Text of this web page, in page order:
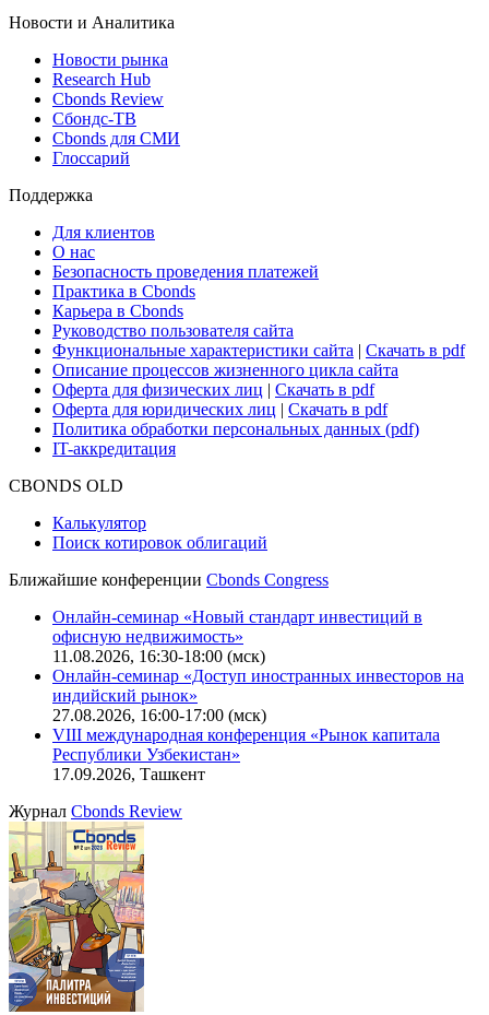
Новости и Аналитика
Новости рынка
Research Hub
Cbonds Review
Сбондс-ТВ
Cbonds для СМИ
Глоссарий
Поддержка
Для клиентов
О нас
Безопасность проведения платежей
Практика в Cbonds
Карьера в Cbonds
Руководство пользователя сайта
Функциональные характеристики сайта | Скачать в pdf
Описание процессов жизненного цикла сайта
Оферта для физических лиц | Скачать в pdf
Оферта для юридических лиц | Скачать в pdf
Политика обработки персональных данных (pdf)
IT-аккредитация
CBONDS OLD
Калькулятор
Поиск котировок облигаций
Ближайшие конференции Cbonds Congress
Онлайн-семинар «Новый стандарт инвестиций в
офисную недвижимость»
11.08.2026, 16:30-18:00 (мск)
Онлайн-семинар «Доступ иностранных инвесторов на
индийский рынок»
27.08.2026, 16:00-17:00 (мск)
VIII международная конференция «Рынок капитала
Республики Узбекистан»
17.09.2026, Ташкент
Журнал Cbonds Review